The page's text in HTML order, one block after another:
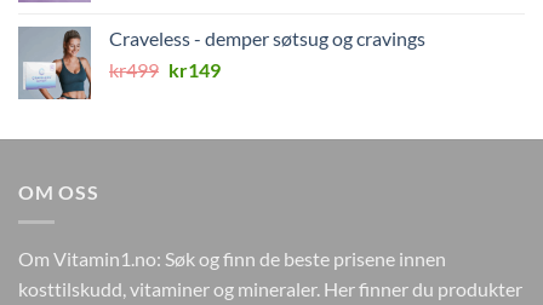
kr224.kr99.
Craveless - demper søtsug og cravings
kr499 Opprinnelig
kr499.
kr149Nåværende
kr149.
OM OSS
Om Vitamin1.no: Søk og finn de beste prisene innen
kosttilskudd, vitaminer og mineraler. Her finner du produkter